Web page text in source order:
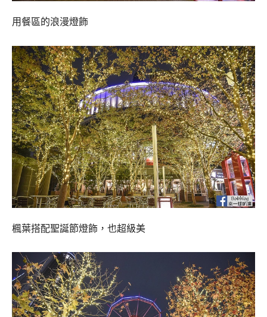
用餐區的浪漫燈飾
楓葉搭配聖誕節燈飾，也超級美